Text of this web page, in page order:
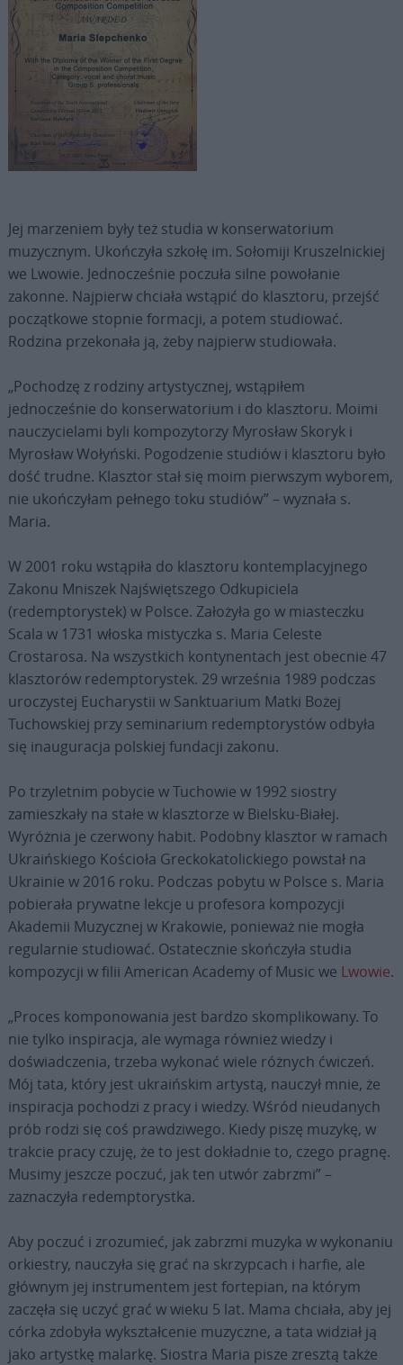
Jej marzeniem były też studia w konserwatorium
muzycznym. Ukończyła szkołę im. Sołomiji Kruszelnickiej
we Lwowie. Jednocześnie poczuła silne powołanie
zakonne. Najpierw chciała wstąpić do klasztoru, przejść
początkowe stopnie formacji, a potem studiować.
Rodzina przekonała ją, żeby najpierw studiowała.
„Pochodzę z rodziny artystycznej, wstąpiłem
jednocześnie do konserwatorium i do klasztoru. Moimi
nauczycielami byli kompozytorzy Myrosław Skoryk i
Myrosław Wołyński. Pogodzenie studiów i klasztoru było
dość trudne. Klasztor stał się moim pierwszym wyborem,
nie ukończyłam pełnego toku studiów” – wyznała s.
Maria.
W 2001 roku wstąpiła do klasztoru kontemplacyjnego
Zakonu Mniszek Najświętszego Odkupiciela
(redemptorystek) w Polsce. Założyła go w miasteczku
Scala w 1731 włoska mistyczka s. Maria Celeste
Crostarosa. Na wszystkich kontynentach jest obecnie 47
klasztorów redemptorystek. 29 września 1989 podczas
uroczystej Eucharystii w Sanktuarium Matki Bożej
Tuchowskiej przy seminarium redemptorystów odbyła
się inauguracja polskiej fundacji zakonu.
Po trzyletnim pobycie w Tuchowie w 1992 siostry
zamieszkały na stałe w klasztorze w Bielsku-Białej.
Wyróżnia je czerwony habit. Podobny klasztor w ramach
Ukraińskiego Kościoła Greckokatolickiego powstał na
Ukrainie w 2016 roku. Podczas pobytu w Polsce s. Maria
pobierała prywatne lekcje u profesora kompozycji
Akademii Muzycznej w Krakowie, ponieważ nie mogła
regularnie studiować. Ostatecznie skończyła studia
kompozycji w filii American Academy of Music we Lwowie.
„Proces komponowania jest bardzo skomplikowany. To
nie tylko inspiracja, ale wymaga również wiedzy i
doświadczenia, trzeba wykonać wiele różnych ćwiczeń.
Mój tata, który jest ukraińskim artystą, nauczył mnie, że
inspiracja pochodzi z pracy i wiedzy. Wśród nieudanych
prób rodzi się coś prawdziwego. Kiedy piszę muzykę, w
trakcie pracy czuję, że to jest dokładnie to, czego pragnę.
Musimy jeszcze poczuć, jak ten utwór zabrzmi” –
zaznaczyła redemptorystka.
Aby poczuć i zrozumieć, jak zabrzmi muzyka w wykonaniu
orkiestry, nauczyła się grać na skrzypcach i harfie, ale
głównym jej instrumentem jest fortepian, na którym
zaczęła się uczyć grać w wieku 5 lat. Mama chciała, aby jej
córka zdobyła wykształcenie muzyczne, a tata widział ją
jako artystkę malarkę. Siostra Maria pisze zresztą także